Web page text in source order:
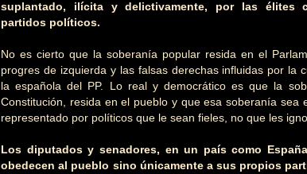
suplantado, ilícita y delictivamente, por las élites
partidos políticos.
No es cierto que la soberanía popular resida en el
progres de izquierda y las falsas derechas influidas por la
la española del PP. Lo real y democrático es que la
Constitución, resida en el pueblo y que esa soberanía sea
representado por políticos que le sean fieles, no que les
Los diputados y senadores, en un país como
obedecen al pueblo sino únicamente a sus propios